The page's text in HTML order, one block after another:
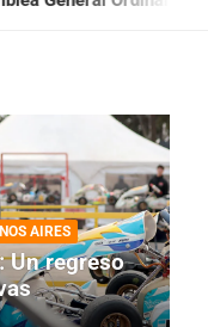
AIRES
Un regreso